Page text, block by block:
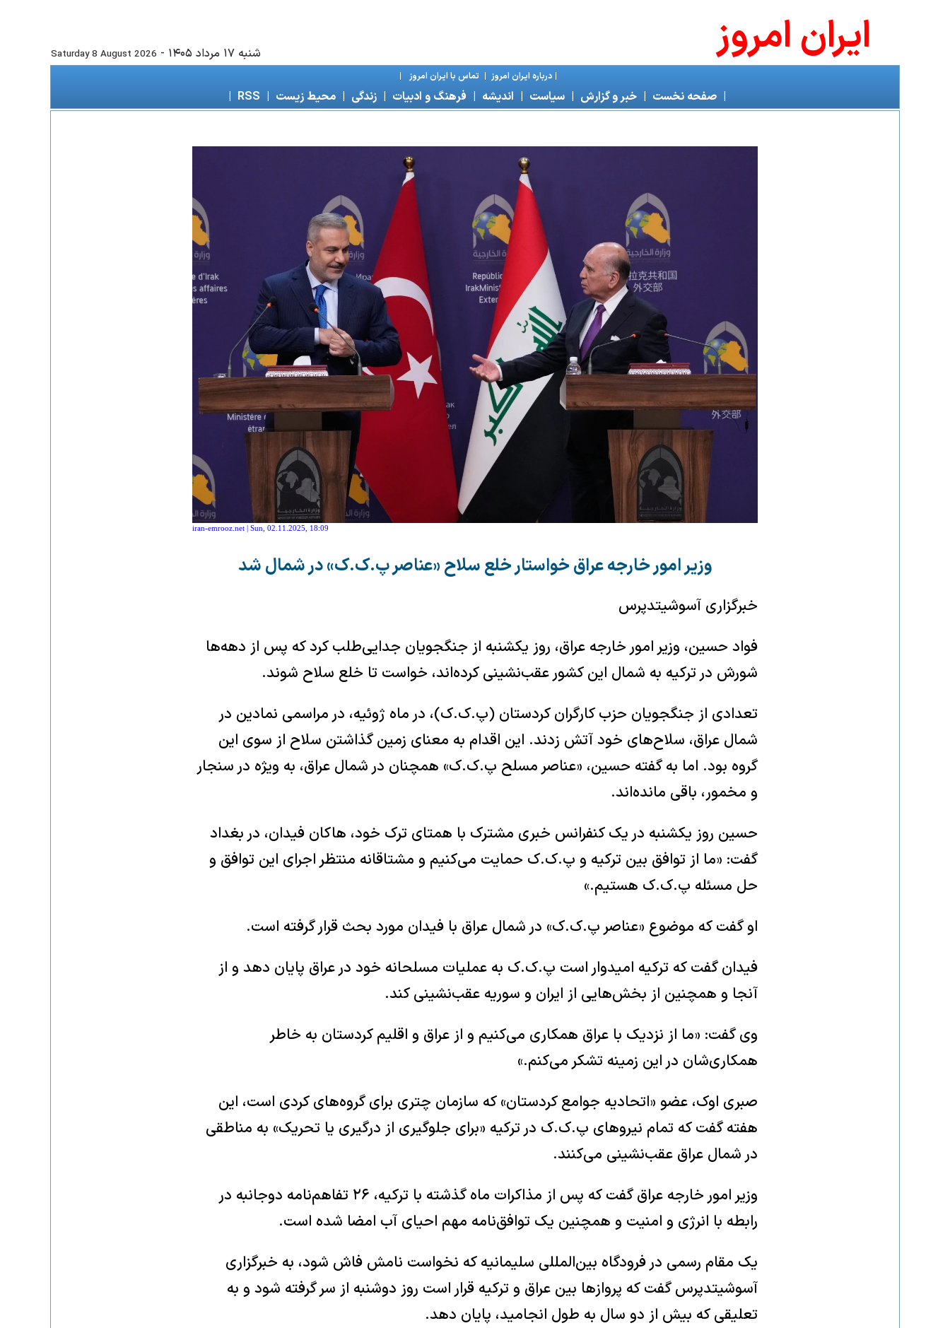
شنبه ۱۷ مرداد ۱۴۰۵ -
Saturday 8 August 2026 ايران امروز
|درباره ايران امروز | تماس با ايران امروز |
|صفحه نخست |خبر و گزارش |سياست | انديشه | فرهنگ و ادبيات |زندگی |محیط زیست |
RSS
|
iran-emrooz.net | Sun, 02.11.2025, 18:09
وزیر امور خارجه عراق خواستار خلع سلاح «عناصر پ.ک.ک» در شمال شد
خبرگزاری آسوشیتدپرس
فواد حسین، وزیر امور خارجه عراق، روز یکشنبه از جنگجویان جدایی‌طلب کرد که پس از دهه‌ها
شورش در ترکیه به شمال این کشور عقب‌نشینی کرده‌اند، خواست تا خلع سلاح شوند.
تعدادی از جنگجویان حزب کارگران کردستان (پ.ک.ک)، در ماه ژوئیه، در مراسمی نمادین در
شمال عراق، سلاح‌های خود آتش زدند. این اقدام به معنای زمین گذاشتن سلاح از سوی این
گروه بود. اما به گفته حسین، «عناصر مسلح پ.ک.ک» همچنان در شمال عراق، به ویژه در سنجار
و مخمور، باقی مانده‌اند.
حسین روز یکشنبه در یک کنفرانس خبری مشترک با همتای ترک خود، هاکان فیدان، در بغداد
گفت: «ما از توافق بین ترکیه و پ.ک.ک حمایت می‌کنیم و مشتاقانه منتظر اجرای این توافق و
حل مسئله پ.ک.ک هستیم.»
او گفت که موضوع «عناصر پ.ک.ک» در شمال عراق با فیدان مورد بحث قرار گرفته است.
فیدان گفت که ترکیه امیدوار است پ.ک.ک به عملیات مسلحانه خود در عراق پایان دهد و از
آنجا و همچنین از بخش‌هایی از ایران و سوریه عقب‌نشینی کند.
وی گفت: «ما از نزدیک با عراق همکاری می‌کنیم و از عراق و اقلیم کردستان به خاطر
همکاری‌شان در این زمینه تشکر می‌کنم.»
صبری اوک، عضو «اتحادیه جوامع کردستان» که سازمان چتری برای گروه‌های کردی است، این
هفته گفت که تمام نیروهای پ.ک.ک در ترکیه «برای جلوگیری از درگیری یا تحریک» به مناطقی
در شمال عراق عقب‌نشینی می‌کنند.
وزیر امور خارجه عراق گفت که پس از مذاکرات ماه گذشته با ترکیه، ۲۶ تفاهم‌نامه دوجانبه در
رابطه با انرژی و امنیت و همچنین یک توافق‌نامه مهم احیای آب امضا شده است.
یک مقام رسمی در فرودگاه بین‌المللی سلیمانیه که نخواست نامش فاش شود، به خبرگزاری
آسوشیتدپرس گفت که پروازها بین عراق و ترکیه قرار است روز دوشنبه از سر گرفته شود و به
تعلیقی که بیش از دو سال به طول انجامید، پایان دهد.